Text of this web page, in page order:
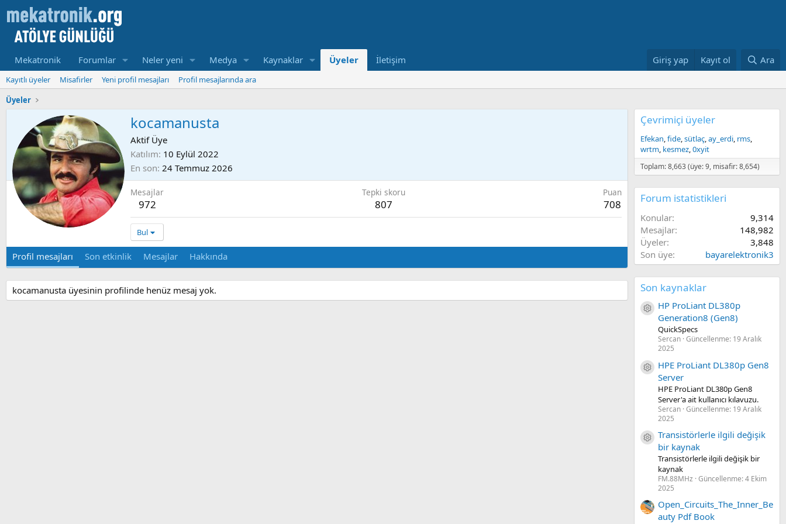
Mekatronik Forumlar Neler yeni Medya Kaynaklar Üyeler İletişim Giriş yap Kayıt ol Ara
Kayıtlı üyeler Misafirler Yeni profil mesajları
Profil mesajlarında ara
Üyeler
kocamanusta
Aktif Üye
Katılım 10 Eylül 2022
En son 24 Temmuz 2026
Mesajlar
972
Tepki skoru
807
Puan
708
Bul
Profil mesajları Son etkinlik Mesajlar Hakkında
kocamanusta üyesinin profilinde henüz mesaj yok.
Çevrimiçi üyeler
Efekan fide sütlaç ay_erdi rms
wrtm kesmez 0xyit
Toplam: 8,663 (üye: 9, misafir: 8,654)
Forum istatistikleri
Konular
9,314
Mesajlar
148,982
Üyeler
3,848
Son üye
bayarelektronik3
Son kaynaklar
Kaynak ikon/amblem
HP ProLiant DL380p
Generation8 (Gen8)
QuickSpecs
Sercan Güncellenme: 19 Aralık
2025
Kaynak ikon/amblem
HPE ProLiant DL380p Gen8
Server
HPE ProLiant DL380p Gen8
Server'a ait kullanıcı kılavuzu.
Sercan Güncellenme: 19 Aralık
2025
Kaynak ikon/amblem
Transistörlerle ilgili değişik
bir kaynak
Transistörlerle ilgili değişik bir
kaynak
FM.88MHz Güncellenme:4 Ekim
2025
Open_Circuits_The_Inner_Be
auty Pdf Book